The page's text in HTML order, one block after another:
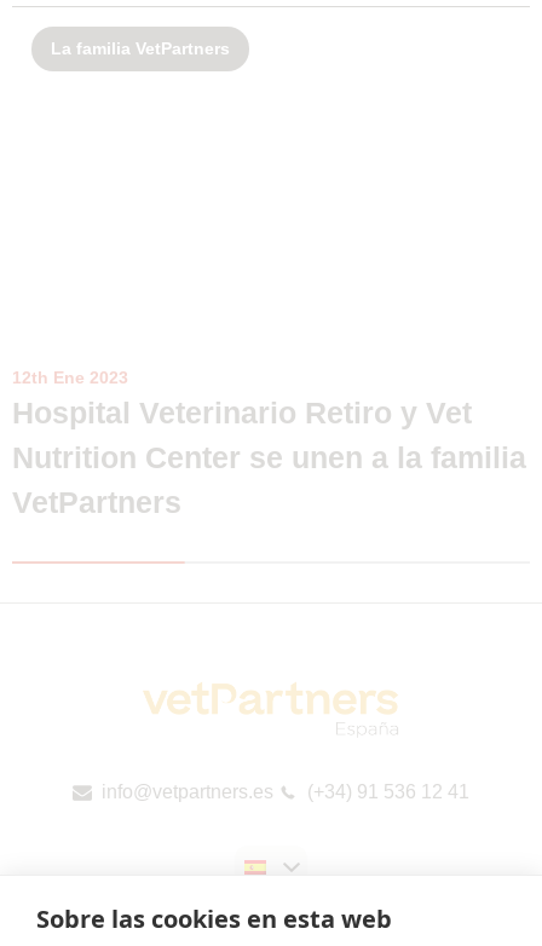
Sobre las cookies en esta web
La familia VetPartners
12th Ene 2023
Hospital Veterinario Retiro y Vet
Nutrition Center se unen a la familia
VetPartners
info@vetpartners.es (+34) 91 536 12 41